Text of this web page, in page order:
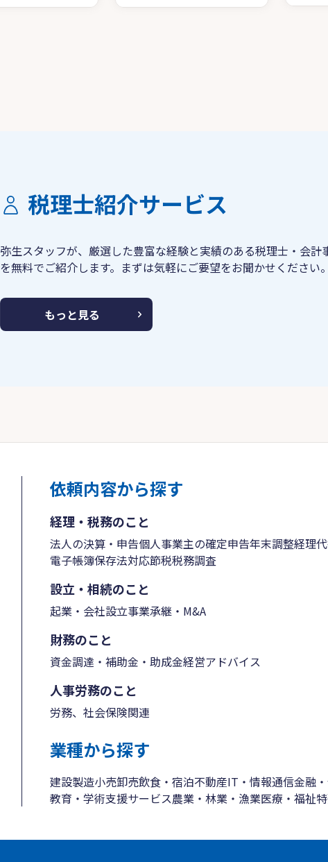
税理士紹介サービス
弥生スタッフが、厳選した豊富な経験と実績のある税理士・会計
を無料でご紹介します。まずは気軽にご要望をお聞かせください。
もっと見る
依頼内容から探す
経理・税務のこと
法人の決算・申告個人事業主の確定申告年末調整経理
電子帳簿保存法対応節税税務調査
設立・相続のこと
起業・会社設立事業承継・M&A
財務のこと
資金調達・補助金・助成金経営アドバイス
人事労務のこと
労務、社会保険関連
業種から探す
建設製造小売卸売飲食・宿泊不動産IT・情報通信金融
教育・学術支援サービス農業・林業・漁業医療・福祉